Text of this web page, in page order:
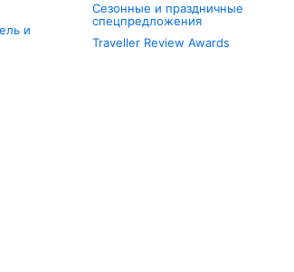
и
Сезонные и праздничные
спецпредложения
Traveller Review Awards